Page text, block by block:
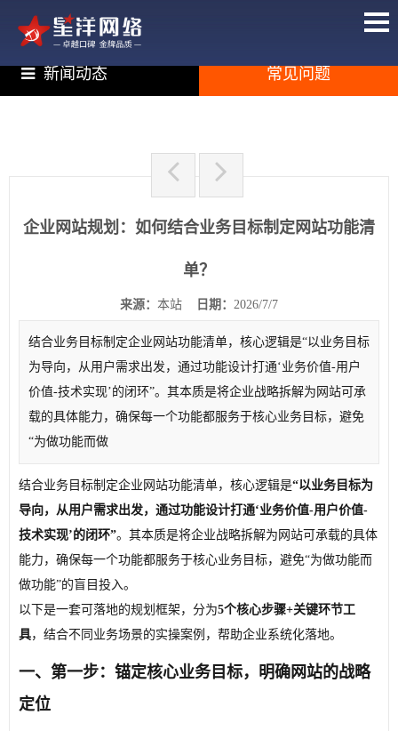
新闻动态 常见问题
企业网站规划：如何结合业务目标制定网站功能清
单？
来源： 本站 日期： 2026/7/7
结合业务目标制定企业网站功能清单，核心逻辑是“以业务目标
为导向，从用户需求出发，通过功能设计打通‘业务价值-用户
价值-技术实现’的闭环”。其本质是将企业战略拆解为网站可承
载的具体能力，确保每一个功能都服务于核心业务目标，避免
“为做功能而做
结合业务目标制定企业网站功能清单，核心逻辑是“以业务目标为
导向，从用户需求出发，通过功能设计打通‘业务价值-用户价值-
技术实现’的闭环”。其本质是将企业战略拆解为网站可承载的具体
能力，确保每一个功能都服务于核心业务目标，避免“为做功能而
做功能”的盲目投入。
以下是一套可落地的规划框架，分为5个核心步骤+关键环节工
具，结合不同业务场景的实操案例，帮助企业系统化落地。
一、第一步：锚定核心业务目标，明确网站的战略
定位